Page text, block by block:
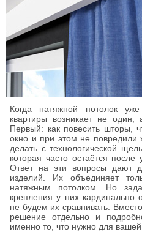
Когда натяжной потолок
квартиры возникает не
Первый: как повесить шторы,
окно и при этом не повредили
делать с технологической
которая часто остаётся после
Ответ на эти вопросы дают
изделий. Их объединяет
натяжным потолком. Но
крепления у них кардинально
не будем их сравнивать.
решение отдельно и
именно то, что нужно для вашей